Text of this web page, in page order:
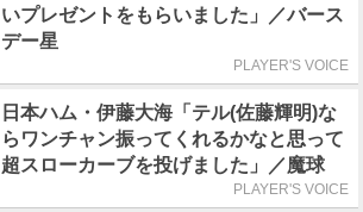
いプレゼントをもらいました」／バース
デー星
PLAYER'S VOICE
日本ハム・伊藤大海「テル(佐藤輝明)な
らワンチャン振ってくれるかなと思って
超スローカーブを投げました」／魔球
PLAYER'S VOICE